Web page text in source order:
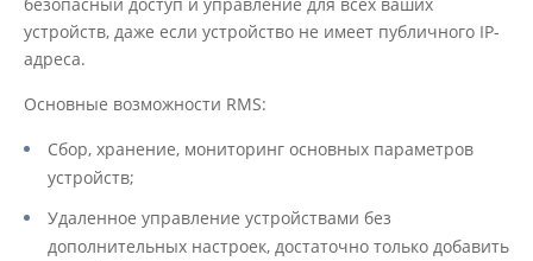
устройств, даже если устройство не имеет публичного IP-
адреса.
Основные возможности RMS:
Сбор, хранение, мониторинг основных параметров
устройств;
Удаленное управление устройствами без
дополнительных настроек, достаточно только добавить